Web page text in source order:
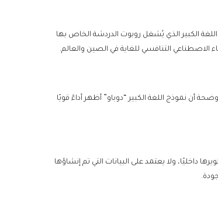
الكبير الذي يُشغل روبوت الدردشة الخاص بها
الاصطناعي التنافسي للغاية في الصين والعالم.
نموذج اللغة الكبير “دوباو” أظهر أداءً قويًا
داخليًا، ولا يعتمد على البيانات التي تم إنشاؤها